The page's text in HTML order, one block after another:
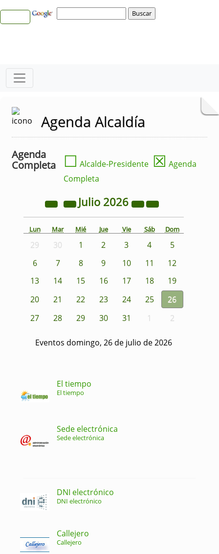
Agenda Alcaldía
Agenda
Completa
☐ Alcalde-Presidente ☒ Agenda
Completa
Julio 2026
Lun Mar Mié Jue Vie Sáb Dom
29 30 1 2 3 4
5
6
7 8 9 10 11
12
13
14 15 16 17 18
19
20
21 22 23 24 25
26
27
28 29 30 31 1 2
Eventos domingo, 26 de julio de 2026
El tiempo
El tiempo
Sede electrónica
Sede electrónica
DNI electrónico
DNI electrónico
Callejero
Callejero